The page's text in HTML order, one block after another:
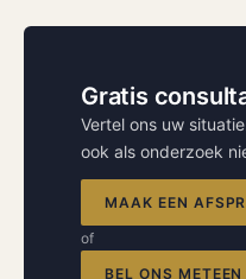
Gratis
Vertel ons uw
ook als onderzoek
MAAK EEN
of
BEL ONS METEEN